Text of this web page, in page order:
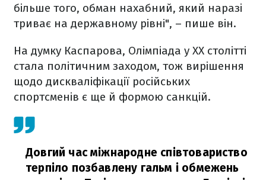
більше того, обман нахабний, який наразі
триває на державному рівні", – пише він.
На думку Каспарова, Олімпіада у ХХ столітті
стала політичним заходом, тож вирішення
щодо дискваліфікації російських
спортсменів є ще й формою санкцій.
Довгий час міжнародне співтовариство
терпіло позбавлену гальм і обмежень